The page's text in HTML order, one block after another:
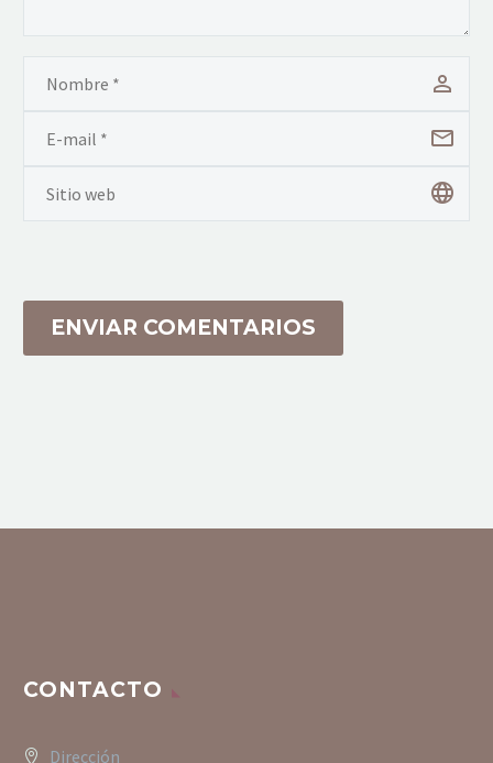
ENVIAR COMENTARIOS
CONTACTO
Dirección